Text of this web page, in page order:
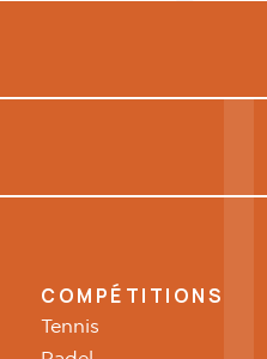
COMPÉTITIONS
Tennis